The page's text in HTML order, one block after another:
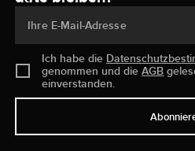
Ihre E-Mail-Adresse
Ich habe die
genommen und dieAGB
einverstanden.